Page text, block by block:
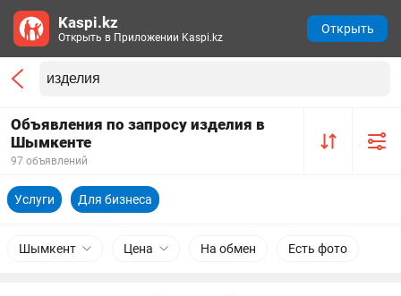
Объявления по запросу изделия в
Шымкенте
97 объявлений
Услуги Для бизнеса
Шымкент Цена На обмен Есть фото
Kaspi.kz
Открыть в Приложении Kaspi.kz
Открыть